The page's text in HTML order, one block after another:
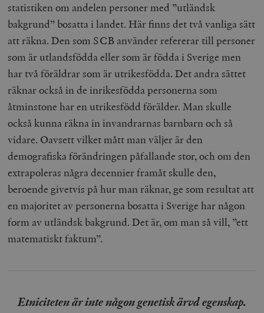
statistiken om andelen personer med ”utländsk
bakgrund” bosatta i landet. Här finns det två vanliga sätt
att räkna. Den som SCB använder refererar till personer
som är utlandsfödda eller som är födda i Sverige men
har två föräldrar som är utrikesfödda. Det andra sättet
räknar också in de inrikesfödda personerna som
åtminstone har en utrikesfödd förälder. Man skulle
också kunna räkna in invandrarnas barnbarn och så
vidare. Oavsett vilket mått man väljer är den
demografiska förändringen påfallande stor, och om den
extrapoleras några decennier framåt skulle den,
beroende givetvis på hur man räknar, ge som resultat att
en majoritet av personerna bosatta i Sverige har någon
form av utländsk bakgrund. Det är, om man så vill, ”ett
matematiskt faktum”.
Etniciteten är inte någon genetisk ärvd egenskap.